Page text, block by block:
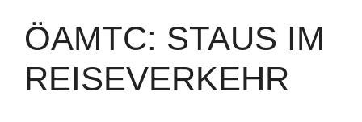
ÖAMTC: STAUS IM
REISEVERKEHR